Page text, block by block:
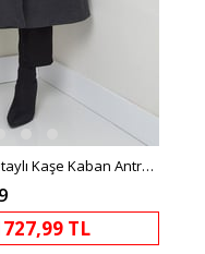
Yakası Kürklü Nervür Detaylı Kaşe Kaban Antrasit HM2576
TL